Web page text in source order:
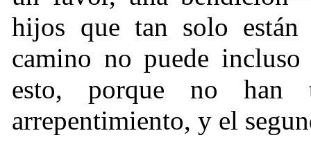
hijos que tan solo están
camino no puede
esto, porque no han
arrepentimiento, y el